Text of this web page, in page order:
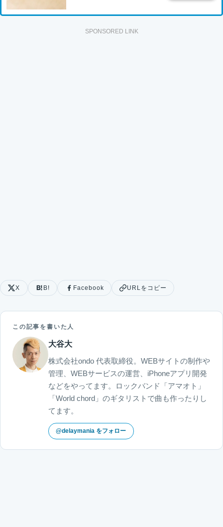
SPONSORED LINK
X B! Facebook URLをコピー
この記事を書いた人
大谷大
株式会社ondo 代表取締役。WEBサイトの制作や
管理、WEBサービスの運営、iPhoneアプリ開発
などをやってます。ロックバンド「アマオト」
「World chord」のギタリストで曲も作ったりし
てます。
@delaymania をフォロー